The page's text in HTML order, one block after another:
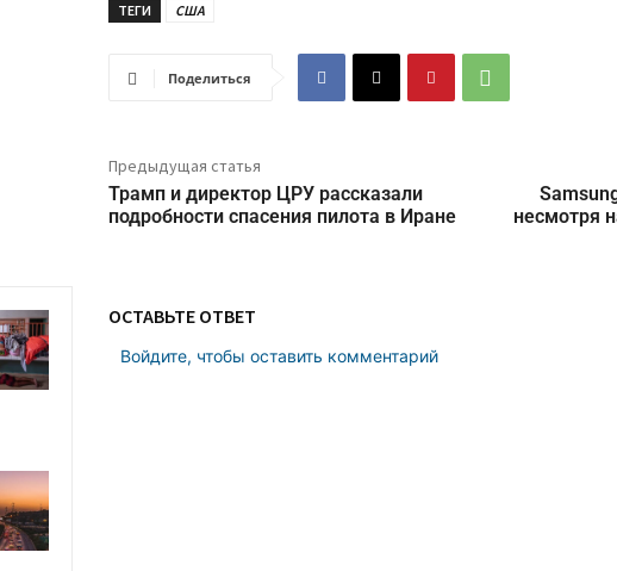
ТЕГИ США
Поделиться
Предыдущая статья
Трамп и директор ЦРУ рассказали
подробности спасения пилота в Иране
несмотря
ОСТАВЬТЕ ОТВЕТ
Войдите, чтобы оставить комментарий